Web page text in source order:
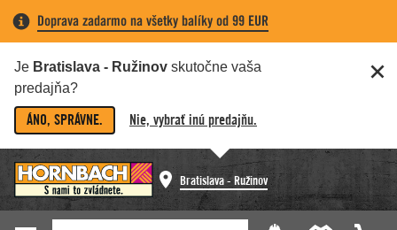
Doprava zadarmo na všetky balíky od 99 EUR
Je Bratislava - Ružinov skutočne vaša
predajňa?
ÁNO, SPRÁVNE. Nie, vybrať inú predajňu.
Bratislava - Ružinov